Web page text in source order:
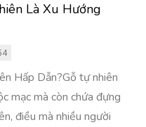
Là Xu Hướng
Hấp Dẫn?Gỗ tự nhiên
mạc mà còn chứa đựng
điều mà nhiều người